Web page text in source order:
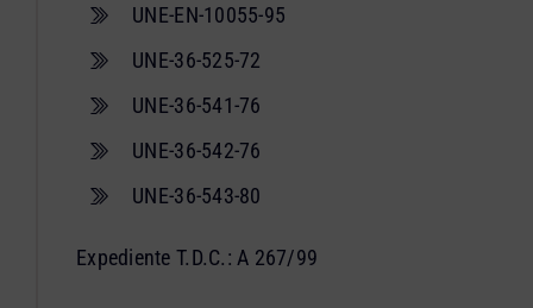
UNE-EN-10055-95
UNE-36-525-72
UNE-36-541-76
UNE-36-542-76
UNE-36-543-80
Expediente T.D.C.: A 267/99